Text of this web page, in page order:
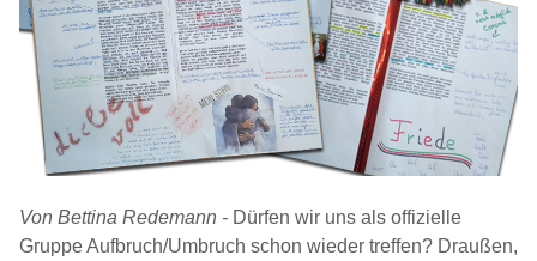
Von Bettina Redemann - Dürfen wir uns als offizielle
Gruppe Aufbruch/Umbruch schon wieder treffen? Draußen,